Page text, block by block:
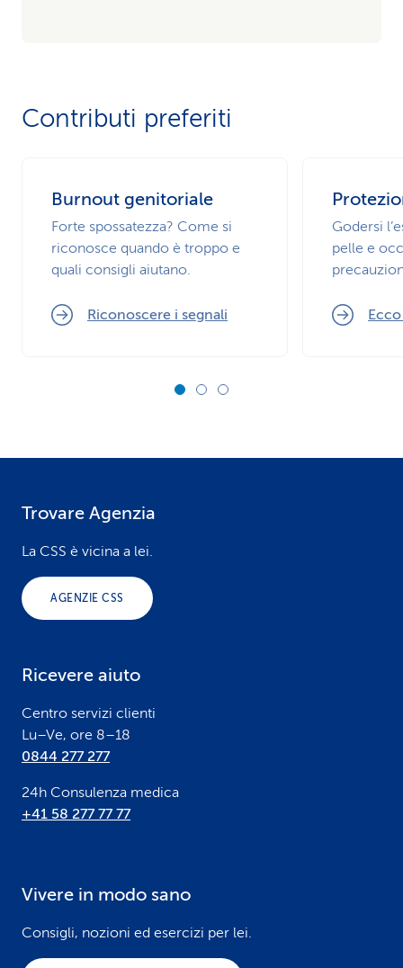
Contributi preferiti
Burnout genitoriale
Forte spossatezza? Come si
riconosce quando è troppo e
quali consigli aiutano.
Riconoscere i segnali
Godersi
pelle e
Trovare Agenzia
La CSS è vicina a lei.
AGENZIE CSS
Ricevere aiuto
Centro servizi clienti
Lu–Ve, ore 8–18
0844 277 277
24h Consulenza medica
+41 58 277 77 77
Vivere in modo sano
Consigli, nozioni ed esercizi per lei.